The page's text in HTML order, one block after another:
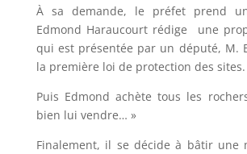
À sa demande, le préfet prend
Edmond Haraucourt rédige une
qui est présentée par un député, M.
la première loi de protection des sites.
Puis Edmond achète tous les
bien lui vendre… »
Finalement, il se décide à bâtir une